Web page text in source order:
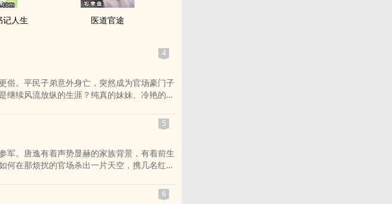
记人生 医道官途
4
俗。平民子弟意外身亡，突然成为官场豪门子
继续风流放纵的生涯？纯真的妹妹、冷艳的女
两个人的人生线索，从此都交错在他一人的身
5
军。唐逸有着声势显赫的家族背景，有着前生
何在那烦扰的官场杀出一片天空，携几名红
谋为辅。都市为主，官场为辅。不一样的都市
做到雅俗共赏。
6